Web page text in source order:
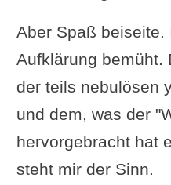
Aber Spaß beiseite.
Aufklärung bemüht.
der teils nebulösen
und dem, was der
hervorgebracht hat
steht mir der Sinn.